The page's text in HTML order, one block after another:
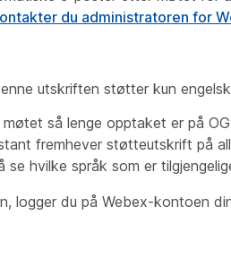
du administratoren for
utskriften støtter kun
så lenge opptaket er på
fremhever støtteutskrift på
se hvilke språk som er
logger du på Webex-kontoen